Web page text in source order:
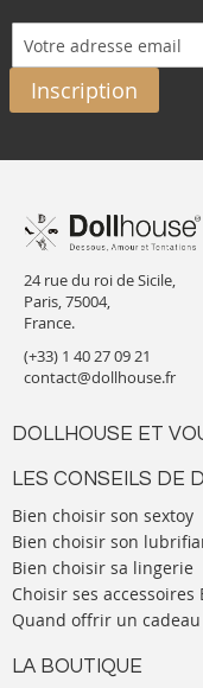
Inscription
24 rue du roi de Sicile,
Paris, 75004,
France.
(+33) 1 40 27 09 21
contact@dollhouse.fr
DOLLHOUSE ET
LES CONSEILS DE
Bien choisir son sextoy
Bien choisir son
Bien choisir sa lingerie
Choisir ses accessoires
Quand offrir un
LA BOUTIQUE